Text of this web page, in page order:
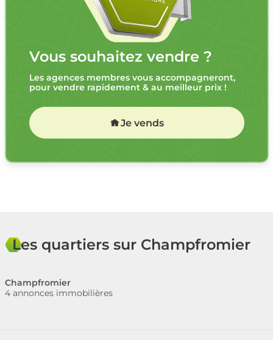
Vous souhaitez vendre ?
Les agences membres vous accompagneront,
pour vendre rapidement & au meilleur prix !
Je vends
Les quartiers sur Champfromier
Champfromier
4 annonces immobilières